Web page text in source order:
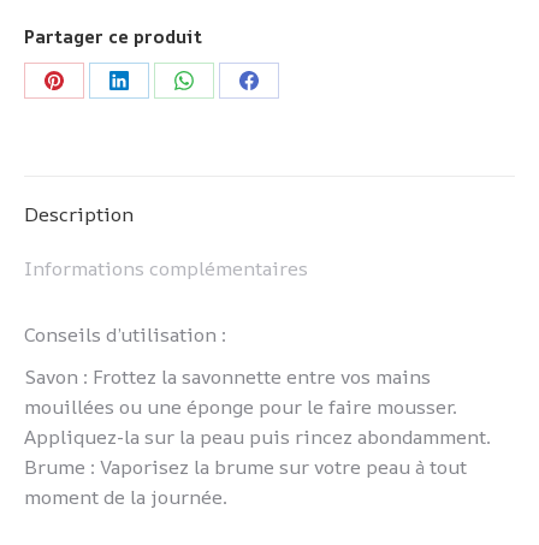
Partager ce produit
PartagerPartagerPartagerPartager
Description
Informations complémentaires
Conseils d’utilisation :
Savon : Frottez la savonnette entre vos mains
mouillées ou une éponge pour le faire mousser.
Appliquez-la sur la peau puis rincez abondamment.
Brume : Vaporisez la brume sur votre peau à tout
moment de la journée.